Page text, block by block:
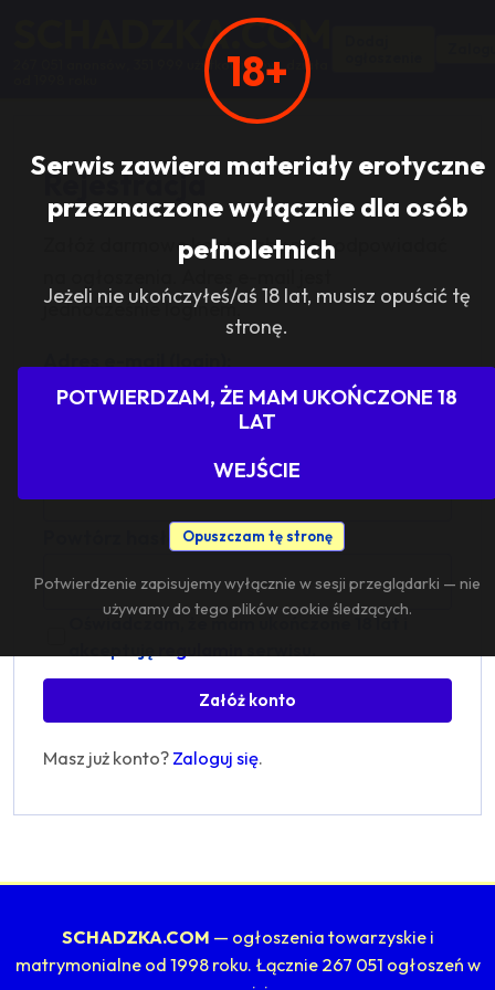
18+
Serwis zawiera materiały erotyczne
przeznaczone wyłącznie dla osób
pełnoletnich
Jeżeli nie ukończyłeś/aś 18 lat, musisz opuścić tę
stronę.
POTWIERDZAM, ŻE MAM UKOŃCZONE 18
LAT
WEJŚCIE
Opuszczam tę stronę
Potwierdzenie zapisujemy wyłącznie w sesji przeglądarki — nie
używamy do tego plików cookie śledzących.
SCHADZKA.COM
267 051 anonsów, 351 999 użytkowników, działa
Rejestracja
Załóż darmowe konto, aby móc odpowiadać
jednocześnie loginem.
Adres e-mail (login):
Oświadczam, że mam ukończone 18 lat i
Załóż konto
Masz już konto?Zaloguj się.
SCHADZKA.COM — ogłoszenia towarzyskie i
matrymonialne od 1998 roku. Łącznie 267 051 ogłoszeń w